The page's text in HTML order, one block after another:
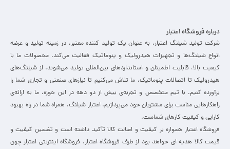
درباره فروشگاه اعتبار
شرکت تولید شیلنگ اعتبار، به عنوان یک تولید کننده معتبر، در زمینه تولید و عرضه
انواع شیلنگ‌ها و تجهیزات هیدرولیک و پنوماتیک فعالیت می‌کند. محصولات ما با
کیفیت بالا، قابلیت اطمینان و استانداردهای بین‌المللی تولید می‌شوند. از شیلنگ‌های
هیدرولیک تا اتصالات پنوماتیک، ما تلاش می‌کنیم تا نیازهای صنعتی و تجاری شما را
برآورده کنیم. با تیم متخصص و تجربه‌ی بیش از دو دهه در این حوزه، ما به ارائه‌ی
راهکارهایی مناسب برای مشتریان خود می‌پردازیم. اعتبار شیلنگ، همراه شما در راه بهبود
کارایی و کیفیت کارهای شماست.
فروشگاه اعتبار همواره بر کیفیت و اصالت کالا تأکید داشته است و تضمین کیفیت و
قیمت کالا هدیه ای خواهد بود از طرف فروشگاه اعتبار. فروشگاه اینترنتی اعتبار چون